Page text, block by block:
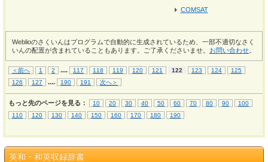
COMSAT
Weblioのさくいんはプログラムで自動的に生成されているため、一部不適切なさく
いんの配置が含まれていることもあります。ご了承くださいませ。 お問い合わせ
＜前へ 1 2 .... 117 118 119 120 121 122 123 124
125
126
127 .... 190 191 次へ＞
もっと先のページを見る： 10 20 30 40 50 60 70 80 90
100
110
120 130 140 150 160 170 180 190
英和・和英収録辞書